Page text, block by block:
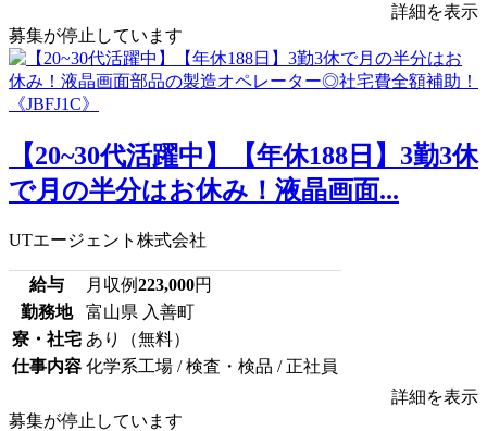
詳細を表示
募集が停止しています
【20~30代活躍中】【年休188日】3勤3休
で月の半分はお休み！液晶画面...
UTエージェント株式会社
給与 月収例223,000円
勤務地
富山県 入善町
寮・社宅 あり（無料）
仕事内容 化学系工場 / 検査・検品 / 正社員
詳細を表示
募集が停止しています